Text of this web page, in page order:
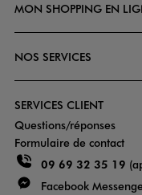
MON SHOPPING EN
NOS SERVICES
SERVICES CLIENT
Questions/réponses
Formulaire de contact
09 69 32 35 19
Facebook